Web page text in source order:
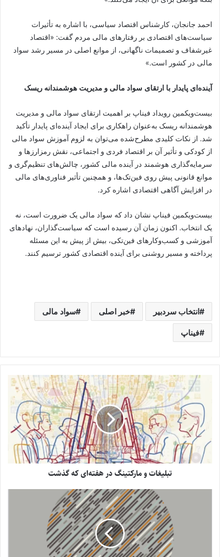
احمد جانجان، کارشناس اقتصاد سیاسی، با اشاره به تأثیرات
سیاست‌های اقتصادی بر رفتارهای مالی مردم گفت: «اقتصاد
غیرشفاف و تصمیمات ناگهانی، از موانع اصلی در مسیر رشد سواد
مالی در کشور است.»
آینده‌ای پایدار با ارتقای سواد مالی و مدیریت هوشمندانه ریسک
بیست‌ویکمین رویداد فیناپ بر اهمیت ارتقای سواد مالی و مدیریت
هوشمندانه ریسک به‌عنوان راهکاری برای ایجاد آینده‌ای پایدار تأکید
شد. از نکات کلیدی مطرح‌شده می‌توان به لزوم آموزش سواد مالی
از کودکی و تأثیر آن بر اقتصاد فردی و اجتماعی، نقش رمزارزها و
سرمایه‌گذاری هوشمند در آینده مالی کشور، چالش‌های تنظیم‌گری و
موانع قانونی پیش روی فین‌تک‌ها، و همچنین تأثیر فناوری‌های مالی
در افزایش آگاهی اقتصادی اشاره کرد.
بیست‌ویکمین فیناپ نشان داد که سواد مالی یک ضرورت است، نه
یک انتخاب. اکنون زمان آن رسیده است که سیاست‌گذاران، نهادهای
آموزشی و کسب‌وکارهای فین‌تکی، بیش از پیش به این مسئله
پرداخته و مسیر روشنی برای آینده اقتصادی کشور ترسیم کنند.
انتخاب سردبیر خبر اصلی سواد مالی
فیناپ
تبلیغات و مارکتینگ در هفته‌ای که گذشت